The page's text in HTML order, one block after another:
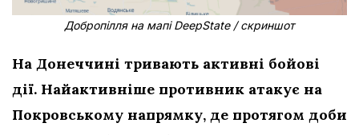
Добропілля на мапі DeepState / скриншот
На Донеччині тривають активні бойові
дії. Найактивніше противник атакує на
Покровському напрямку, де протягом доби